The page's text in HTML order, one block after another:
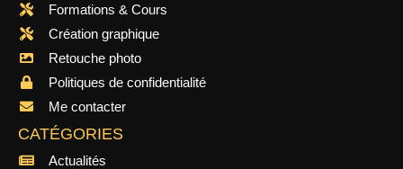
Formations & Cours
Création graphique
Retouche photo
Politiques de confidentialité
Me contacter
CATÉGORIES
Actualités